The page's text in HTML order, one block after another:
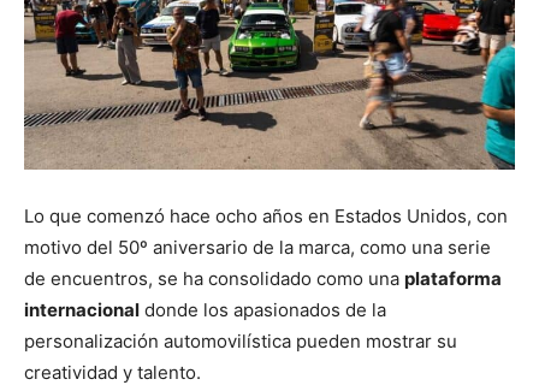
Lo que comenzó hace ocho años en Estados Unidos, con
motivo del 50º aniversario de la marca, como una serie
de encuentros, se ha consolidado como una plataforma
internacional donde los apasionados de la
personalización automovilística pueden mostrar su
creatividad y talento.